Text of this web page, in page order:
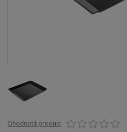
Ohodnotit produkt